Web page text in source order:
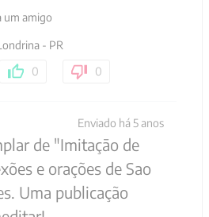
um amigo
- PR
0 0
Enviado há 5 anos
de "Imitaçāo de
e orações de Sao
Uma publicação